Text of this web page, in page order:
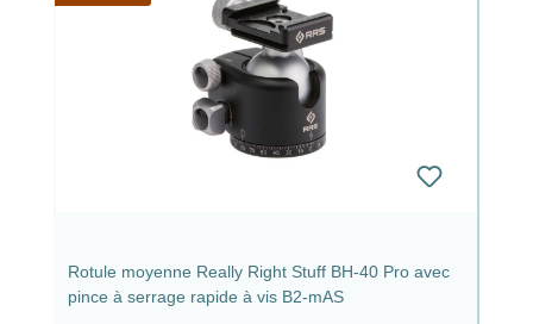
Rotule moyenne Really Right Stuff BH-40 Pro avec
pince à serrage rapide à vis B2-mAS